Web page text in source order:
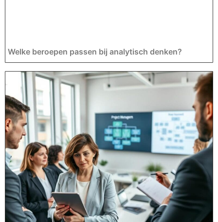
Welke beroepen passen bij analytisch denken?